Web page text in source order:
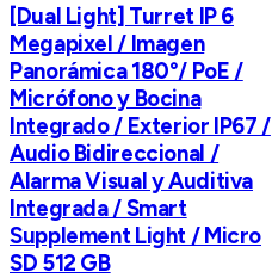
[Dual Light] Turret IP 6
Megapixel / Imagen
Panorámica 180°/ PoE /
Micrófono y Bocina
Integrado / Exterior IP67 /
Audio Bidireccional /
Alarma Visual y Auditiva
Integrada / Smart
Supplement Light / Micro
SD 512 GB